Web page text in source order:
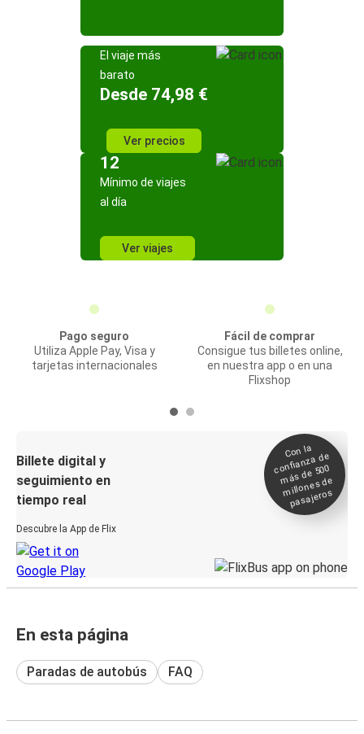
El viaje más
barato
Desde 74,98 €
Ver precios
12
Mínimo de viajes
al día
Ver viajes
Pago seguro
Utiliza Apple Pay, Visa y
tarjetas internacionales
Fácil de comprar
Consigue tus billetes online,
en nuestra app o en una
Flixshop
Billete digital y
seguimiento en
tiempo real
Descubre la App de Flix
Con la
confianza de
más de 500
millones de
pasajeros
En esta página
Paradas de autobús FAQ